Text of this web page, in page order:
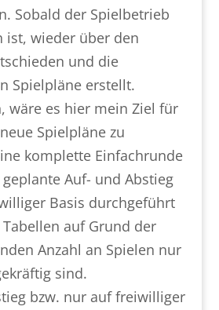
Sobald der Spielbetrieb
ist, wieder über den
und die
Spielpläne erstellt.
wäre es hier mein Ziel für
Spielpläne zu
komplette Einfachrunde
Auf- und Abstieg
Basis durchgeführt
auf Grund der
Anzahl an Spielen nur
sind.
bzw. nur auf freiwilliger